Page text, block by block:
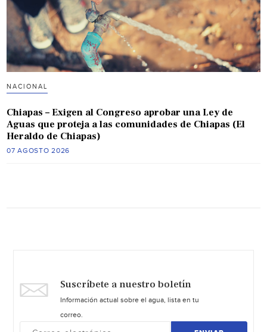
NACIONAL
Chiapas – Exigen al Congreso aprobar una Ley de
Aguas que proteja a las comunidades de Chiapas (El
Heraldo de Chiapas)
07 AGOSTO 2026
Suscríbete a nuestro boletín
Información actual sobre el agua, lista en tu
correo.